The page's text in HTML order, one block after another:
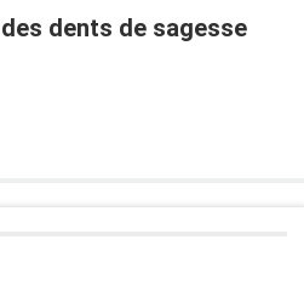
dents de sagesse